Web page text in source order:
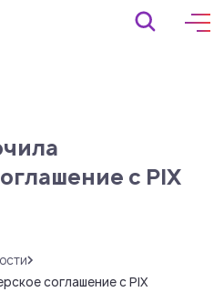
с PIX
соглашение с PIX